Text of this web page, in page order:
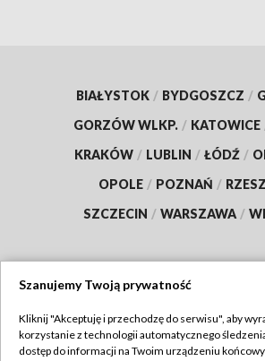
BIAŁYSTOK / BYDGOSZCZ /
GORZÓW WLKP. / KATOWICE
KRAKÓW / LUBLIN / ŁÓDŹ /
OPOLE / POZNAŃ /
SZCZECIN / WARSZAWA /
TVP
Szanujemy Twoją prywatność
Kliknij "Akceptuję i przechodzę do serwisu", aby
korzystanie z technologii automatycznego
dostęp do informacji na Twoim urządzeniu